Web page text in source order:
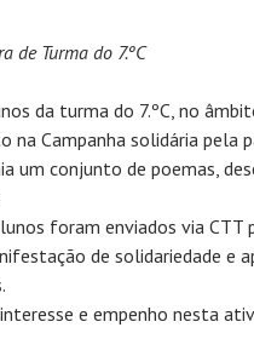
de Turma do 7.ºC
da turma do 7.ºC, no
Campanha solidária pela
um conjunto de poemas,
foram enviados via CTT
de solidariedade e
e empenho nesta